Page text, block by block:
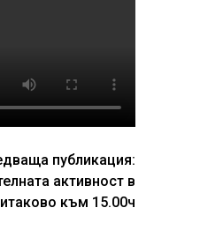
публикация:
активност в
към 15.00ч